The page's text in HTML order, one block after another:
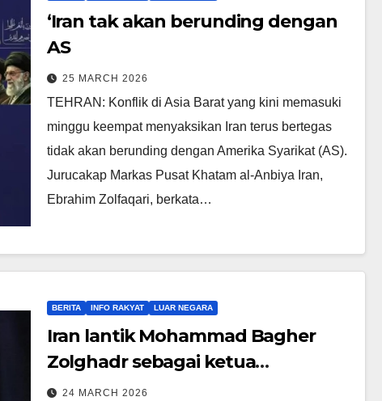
‘Iran tak akan berunding dengan
AS
25 MARCH 2026
TEHRAN: Konflik di Asia Barat yang kini memasuki
minggu keempat menyaksikan Iran terus bertegas
tidak akan berunding dengan Amerika Syarikat (AS).
Jurucakap Markas Pusat Khatam al-Anbiya Iran,
Ebrahim Zolfaqari, berkata…
BERITA INFO RAKYAT LUAR NEGARA
Iran lantik Mohammad Bagher
Zolghadr sebagai ketua
keselamatan tertinggi
24 MARCH 2026